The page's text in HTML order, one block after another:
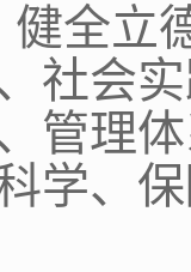
健全立
社会
管理
学、